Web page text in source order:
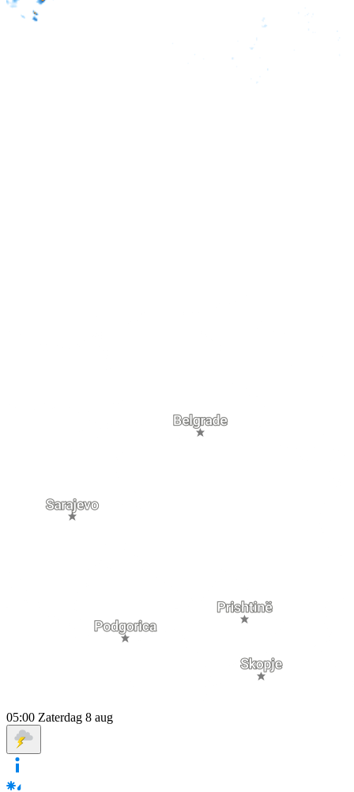
05:00 Zaterdag 8 aug